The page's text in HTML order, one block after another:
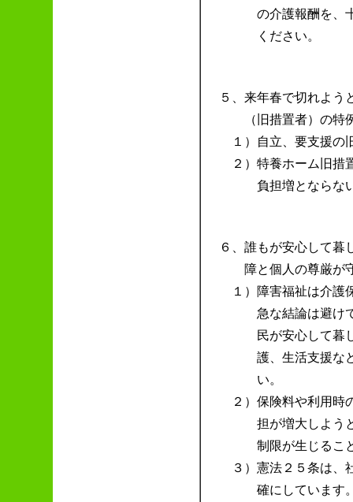
の介護報酬を、
ください。
５、 来年春で切れよう
（旧措置者）の特
１）
自立、要支援の
２） 特養ホーム旧措
負担増とならな
６、 誰もが安心して暮
障と個人の尊厳が
１） 障害福祉は介護
急な結論は避け
民が安心して暮
護、生活支援な
い。
２） 保険料や利用時
担が増大しよう
制限が生じるこ
３） 憲法２５条は、
確にしています